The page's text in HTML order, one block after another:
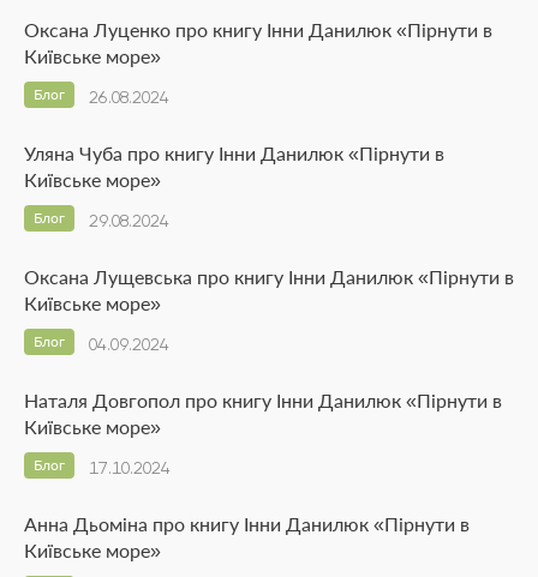
Оксана Луценко про книгу Інни Данилюк «Пірнути в
Київське море»
26.08.2024
Блог
Уляна Чуба про книгу Інни Данилюк «Пірнути в
Київське море»
29.08.2024
Блог
Оксана Лущевська про книгу Інни Данилюк «Пірнути в
Київське море»
04.09.2024
Блог
Наталя Довгопол про книгу Інни Данилюк «Пірнути в
Київське море»
17.10.2024
Блог
Анна Дьоміна про книгу Інни Данилюк «Пірнути в
Київське море»